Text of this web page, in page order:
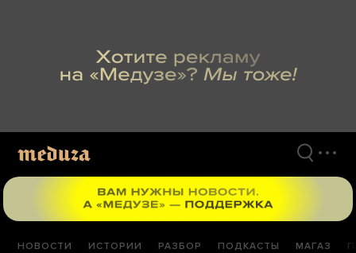
НОВОСТИ ИСТОРИИ РАЗБОР ПОДКАСТЫ МАГАЗ